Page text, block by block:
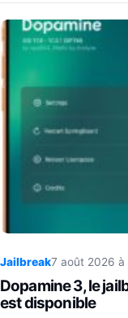
Jailbreak7 août 2026 à
Dopamine 3, le
est disponible